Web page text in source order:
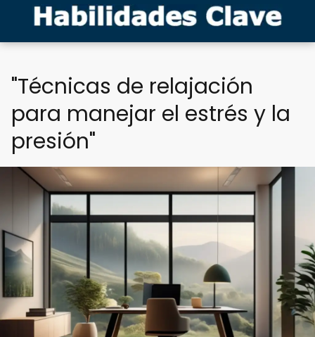
"Técnicas de relajación
para manejar el estrés y la
presión"